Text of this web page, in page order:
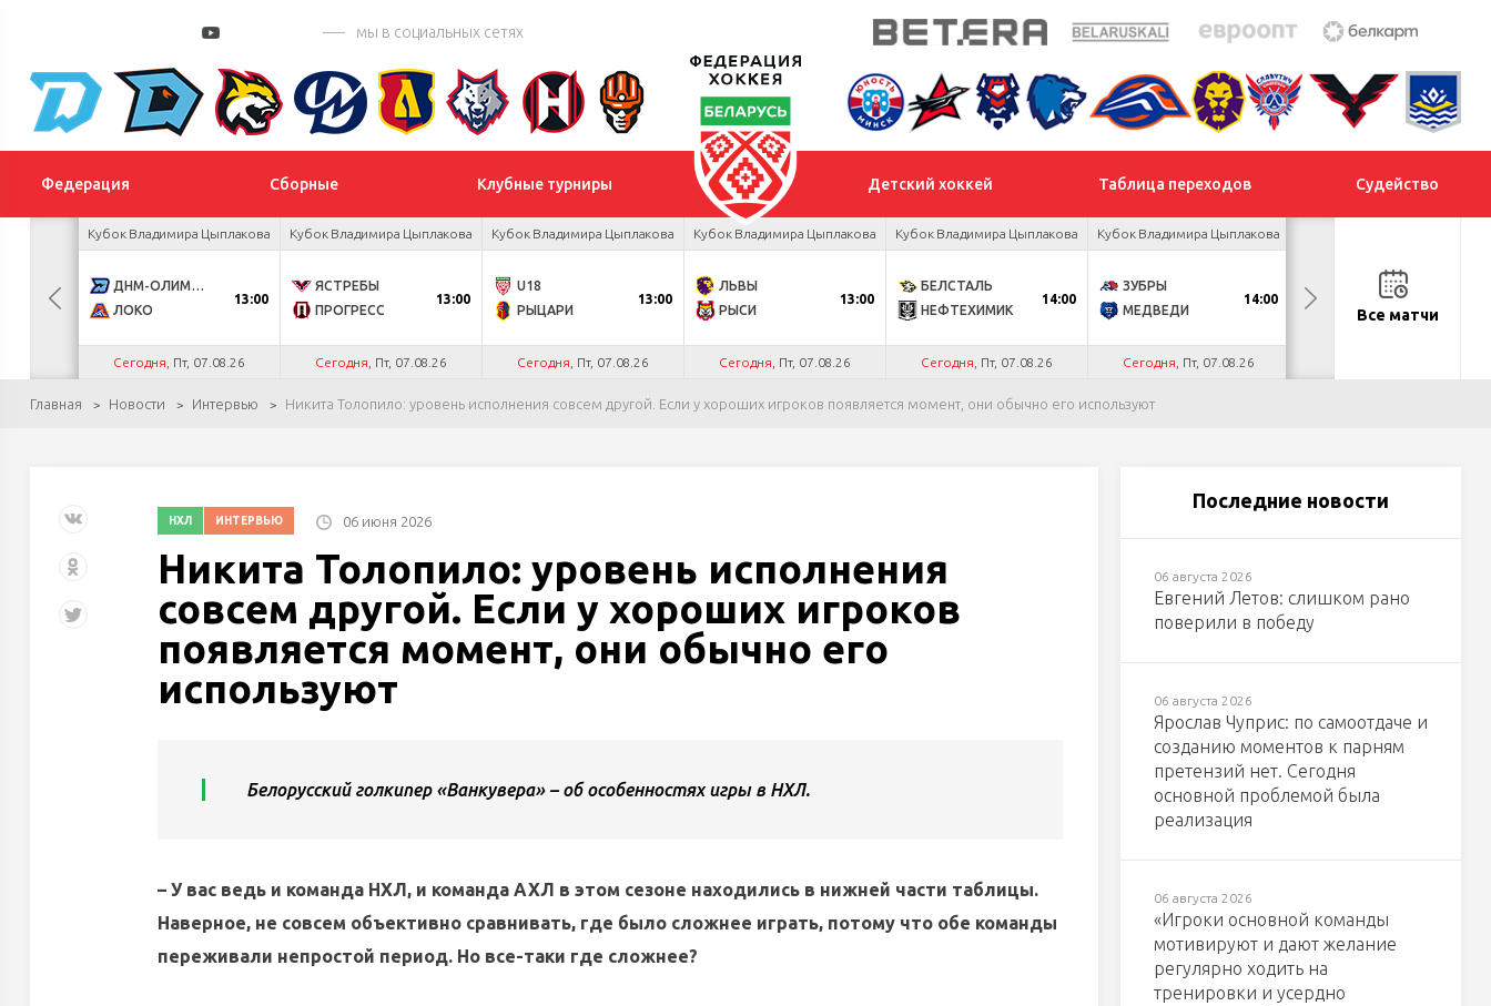
мы в социальных сетях
Федерация Сборные Клубные турниры Детский хоккей Таблица переходов Судейство
Кубок Владимира Цыплакова
ДНМ-ОЛИМПИК
ЛОКО
13:00
Сегодня , Пт, 07.08.26
Кубок Владимира Цыплакова
ЯСТРЕБЫ
ПРОГРЕСС
13:00
Сегодня , Пт, 07.08.26
Кубок Владимира Цыплакова
U18
РЫЦАРИ
13:00
Сегодня , Пт, 07.08.26
Кубок Владимира Цыплакова
ЛЬВЫ
РЫСИ
13:00
Сегодня , Пт, 07.08.26
Кубок Владимира Цыплакова
БЕЛСТАЛЬ
НЕФТЕХИМИК
14:00
Сегодня , Пт, 07.08.26
Кубок Владимира Цыплакова
ЗУБРЫ
МЕДВЕДИ
14:00
Сегодня , Пт, 07.08.26
ДНМ-ШИННИК
ТАЙФУНВсе матчи
Главная Новости Интервью Никита Толопило: уровень исполнения совсем другой. Если у хороших игроков появляется момент, они обычно его используют
НХЛ ИНТЕРВЬЮ 06 июня 2026
Никита Толопило: уровень исполнения
совсем другой. Если у хороших игроков
появляется момент, они обычно его
используют
Белорусский голкипер «Ванкувера» – об особенностях игры в НХЛ.
– У вас ведь и команда НХЛ, и команда АХЛ в этом сезоне находились в нижней части таблицы.
Наверное, не совсем объективно сравнивать, где было сложнее играть, потому что обе команды
переживали непростой период. Но все-таки где сложнее?
Последние новости
06 августа 2026
Евгений Летов: слишком рано
поверили в победу
06 августа 2026
Ярослав Чуприс: по самоотдаче и
созданию моментов к парням
претензий нет. Сегодня
основной проблемой была
реализация
06 августа 2026
«Игроки основной команды
мотивируют и дают желание
регулярно ходить на
тренировки и усердно